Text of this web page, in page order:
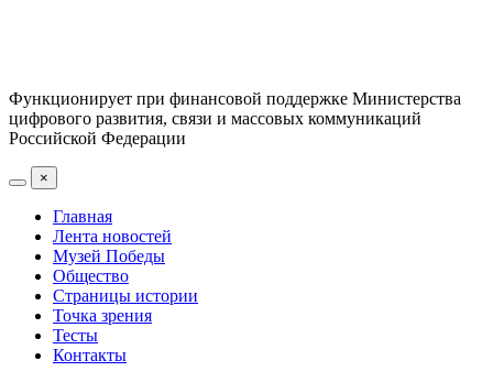
Функционирует при финансовой поддержке Министерства
цифрового развития, связи и массовых коммуникаций
Российской Федерации
×
Главная
Лента новостей
Музей Победы
Общество
Страницы истории
Точка зрения
Тесты
Контакты